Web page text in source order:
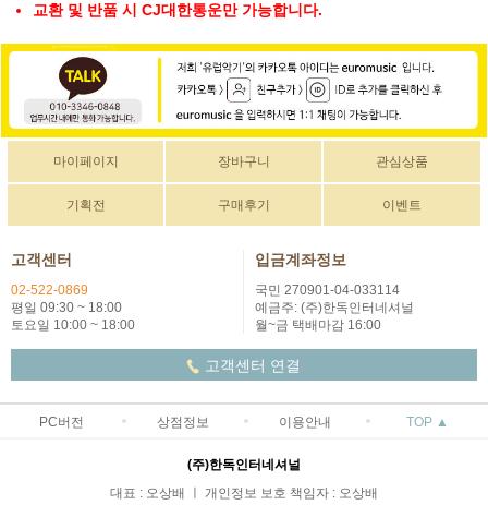
교환 및 반품 시 CJ대한통운만 가능합니다.
마이페이지 장바구니 관심상품
기획전 구매후기 이벤트
고객센터
02-522-0869
평일 09:30 ~ 18:00
토요일 10:00 ~ 18:00
입금계좌정보
국민 270901-04-033114
예금주: (주)한독인터네셔널
월~금 택배마감 16:00
고객센터 연결
PC버전 상점정보 이용안내 TOP ▲
(주)한독인터네셔널
대표 : 오상배 ㅣ 개인정보 보호 책임자 : 오상배